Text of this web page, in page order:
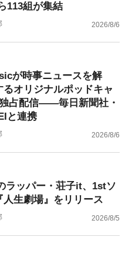
113組が集結
2026/8/6
が時事ニュースを解
オリジナルポッドキャ
占配信——毎日新聞社・
と連携
2026/8/6
ラッパー・荘子it、1stソ
人生劇場』をリリース
2026/8/5